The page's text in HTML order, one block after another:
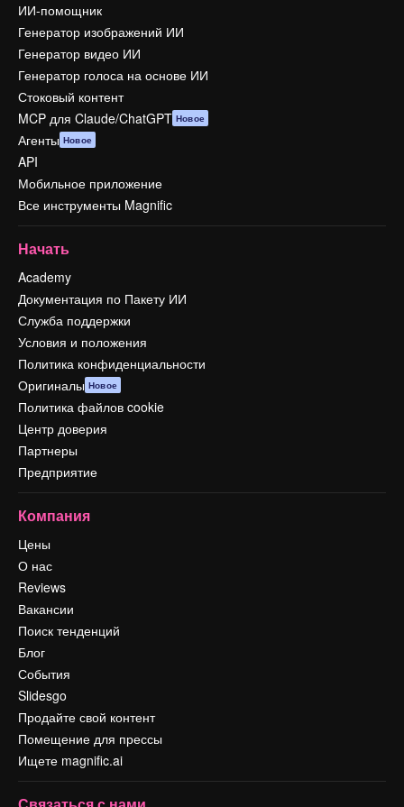
ИИ-помощник
Генератор изображений ИИ
Генератор видео ИИ
Генератор голоса на основе ИИ
Стоковый контент
MCP для Claude/ChatGPT Новое
Агенты Новое
API
Мобильное приложение
Все инструменты Magnific
Начать
Academy
Документация по Пакету ИИ
Служба поддержки
Условия и положения
Политика конфиденциальности
Оригиналы Новое
Политика файлов cookie
Центр доверия
Партнеры
Предприятие
Компания
Цены
О нас
Reviews
Вакансии
Поиск тенденций
Блог
События
Slidesgo
Продайте свой контент
Помещение для прессы
Ищете magnific.ai